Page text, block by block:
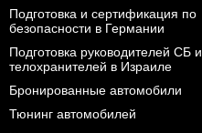
Подготовка и сертификация по
безопасности в Германии
Подготовка руководителей СБ и
телохранителей в Израиле
Бронированные автомобили
Тюнинг автомобилей